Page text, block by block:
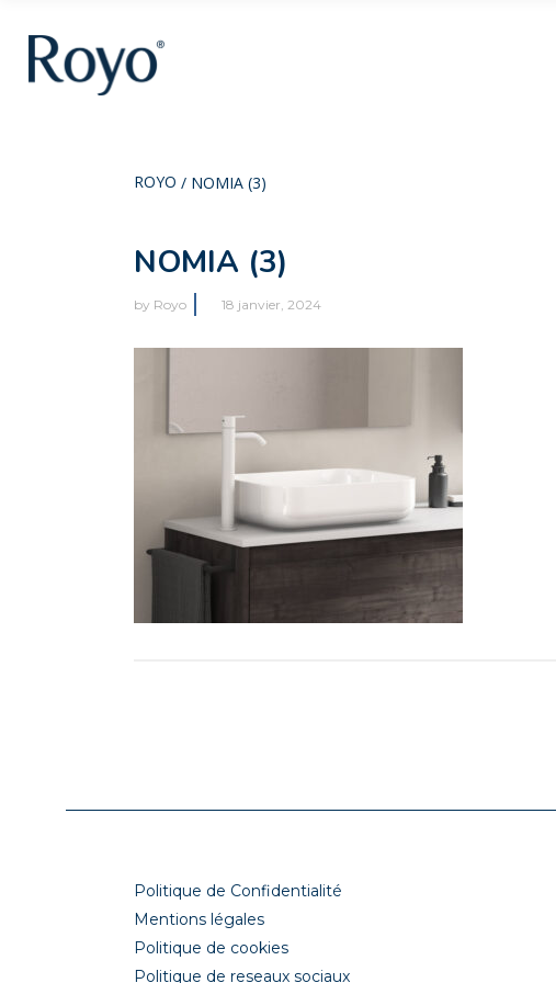
ROYO / NOMIA (3)
NOMIA (3)
by Royo 18 janvier, 2024
Politique de Confidentialité
Mentions légales
Politique de cookies
Politique de reseaux sociaux